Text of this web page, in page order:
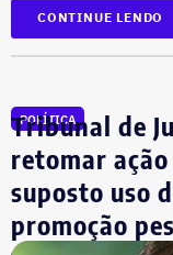
Candidato
Bebeto
Dr. Luizinho
Leniel Borel
*Valor correspondente
convertidos de dólar e
CONTINUE LENDO
POLÍTICA
Tribunal de
retomar
suposto uso
promoção